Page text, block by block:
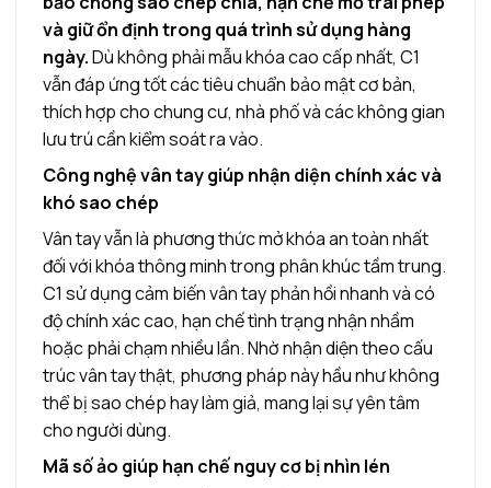
và giữ ổn định trong quá trình sử dụng hàng
ngày.Dù không phải mẫu khóa cao cấp nhất, C1
vẫn đáp ứng tốt các tiêu chuẩn bảo mật cơ bản,
thích hợp cho chung cư, nhà phố và các không gian
lưu trú cần kiểm soát ra vào.
Công nghệ vân tay giúp nhận diện chính xác và
khó sao chép
Vân tay vẫn là phương thức mở khóa an toàn nhất
đối với khóa thông minh trong phân khúc tầm trung.
C1 sử dụng cảm biến vân tay phản hồi nhanh và có
độ chính xác cao, hạn chế tình trạng nhận nhầm
hoặc phải chạm nhiều lần. Nhờ nhận diện theo cấu
trúc vân tay thật, phương pháp này hầu như không
thể bị sao chép hay làm giả, mang lại sự yên tâm
cho người dùng.
Mã số ảo giúp hạn chế nguy cơ bị nhìn lén